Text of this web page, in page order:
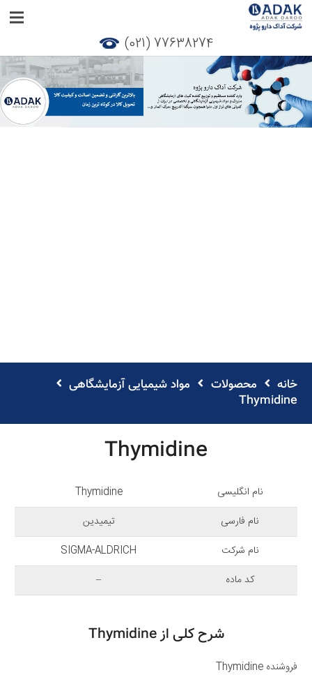
77638274 (021)
خانه محصولات
مواد شیمیایی آزمایشگاهی
Thymidine
Thymidine
نام انگلیسی
Thymidine
نام فارسی
تیمیدین
نام شرکت
SIGMA-ALDRICH
کد ماده
–
شرح کلی از Thymidine
فروشنده Thymidine